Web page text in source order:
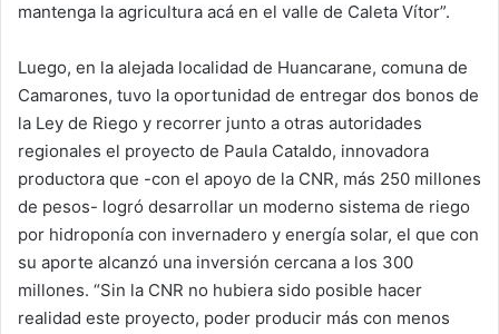
mantenga la agricultura acá en el valle de Caleta Vítor”.
Luego, en la alejada localidad de Huancarane, comuna de
Camarones, tuvo la oportunidad de entregar dos bonos de
la Ley de Riego y recorrer junto a otras autoridades
regionales el proyecto de Paula Cataldo, innovadora
productora que -con el apoyo de la CNR, más 250 millones
de pesos- logró desarrollar un moderno sistema de riego
por hidroponía con invernadero y energía solar, el que con
su aporte alcanzó una inversión cercana a los 300
millones. “Sin la CNR no hubiera sido posible hacer
realidad este proyecto, poder producir más con menos